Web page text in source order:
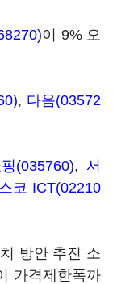
이 9% 오
, 다음(03572
(035760), 서
코 ICT(02210
방안 추진 소
가격제한폭까